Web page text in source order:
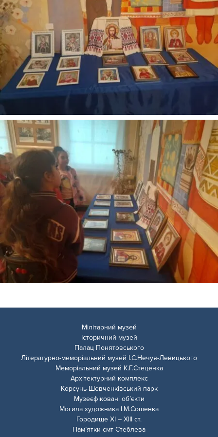
Мілітарний музей
Історичний музей
Палац Понятовського
Літературно-меморіальний музей І.С.Нечуя-Левицького
Меморіальний музей К.Г.Стеценка
Архітектурний комплекс
Корсунь-Шевченківський парк
Музеєфіковані об’єкти
Могила художника І.М.Сошенка
Городище ХІ – ХІІІ ст.
Пам’ятки смт Стеблева